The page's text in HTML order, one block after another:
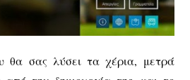
σας λύσει τα χέρια, μετρά